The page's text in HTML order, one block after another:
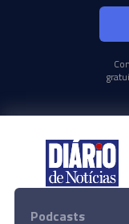
Podcasts